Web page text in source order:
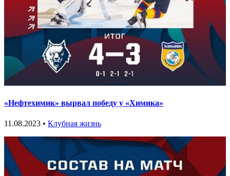
«Нефтехимик» вырвал победу у «Химика»
11.08.2023 • Клубная жизнь